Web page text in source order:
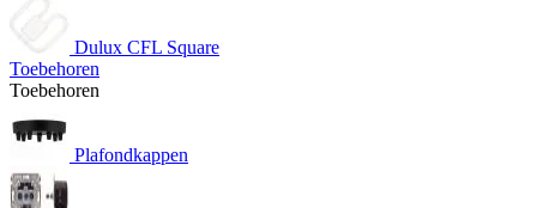
Dulux CFL Square
Toebehoren
Toebehoren
Plafondkappen